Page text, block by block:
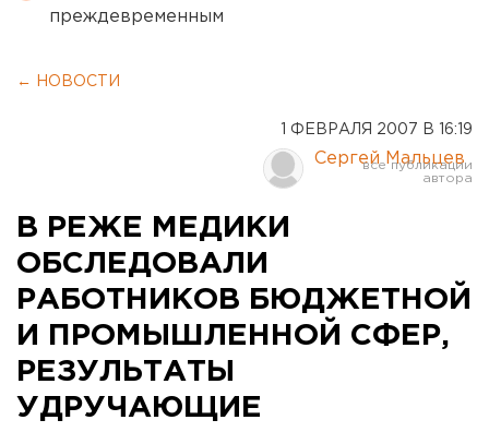
преждевременным
← НОВОСТИ
1 ФЕВРАЛЯ 2007 В 16:19
Сергей Мальцев
В РЕЖЕ МЕДИКИ
ОБСЛЕДОВАЛИ
РАБОТНИКОВ БЮДЖЕТНОЙ
И ПРОМЫШЛЕННОЙ СФЕР,
РЕЗУЛЬТАТЫ
УДРУЧАЮЩИЕ